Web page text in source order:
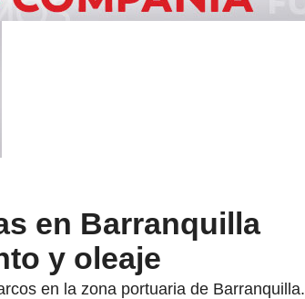
en Barranquilla
y oleaje
en la zona portuaria de Barranquilla.